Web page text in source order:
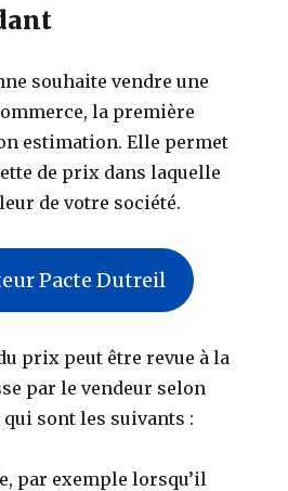
souhaite vendre une
la première
estimation. Elle permet
de prix dans laquelle
de votre société.
Pacte Dutreil
prix peut être revue à la
par le vendeur selon
sont les suivants :
par exemple lorsqu’il